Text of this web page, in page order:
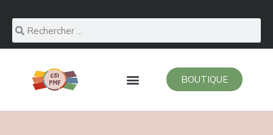
BOUTIQUE